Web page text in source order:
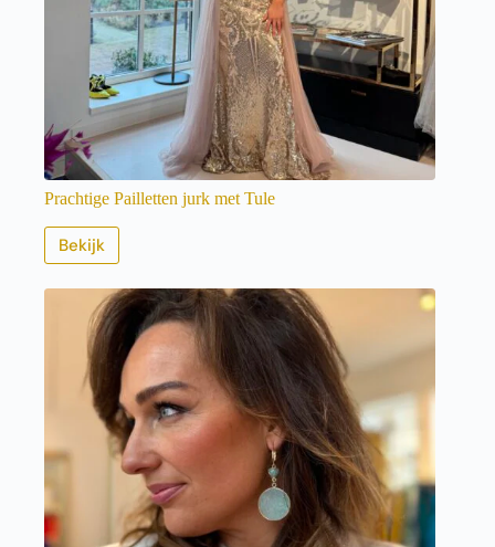
Prachtige Pailletten jurk met Tule
Bekijk